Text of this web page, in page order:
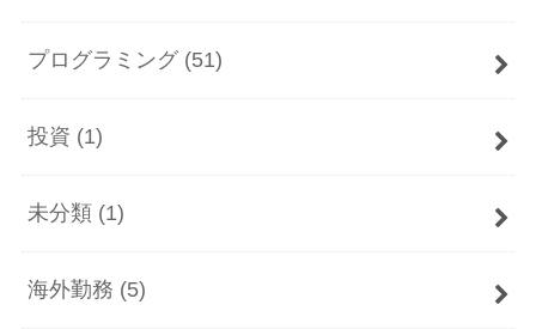
プログラミング (51)
投資 (1)
未分類 (1)
海外勤務 (5)